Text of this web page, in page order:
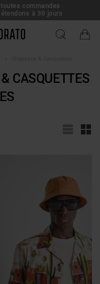
toutes commandes
à 30 jours
- Official
CASQUETTES